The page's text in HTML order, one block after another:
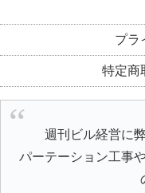
プラ
特定商
週刊ビル経営に
パーテーション工事